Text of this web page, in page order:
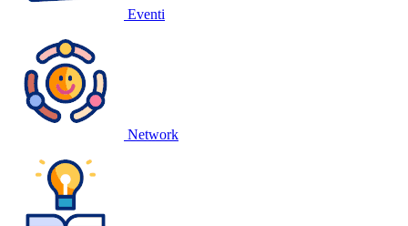
Eventi
Network